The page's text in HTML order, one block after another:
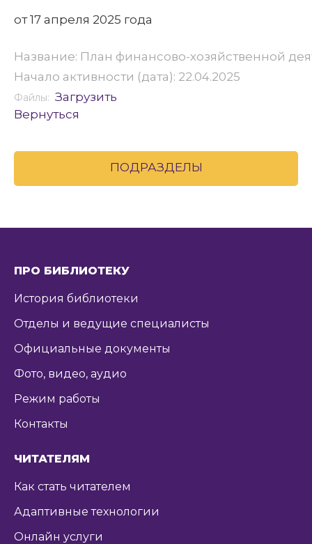
от 17 апреля 2025 года
Название: План финансово-хозяйственной
Начало активности (дата): 22.04.2025
Файлы: Загрузить
Вернуться
ПОДРАЗДЕЛЫ
ПРО БИБЛИОТЕКУ
История библиотеки
Отделы и ведущие специалисты
Официальные документы
Фото, видео, аудио
Режим работы
Контакты
ЧИТАТЕЛЯМ
Как стать читателем
Адаптивные технологии
Онлайн услуги